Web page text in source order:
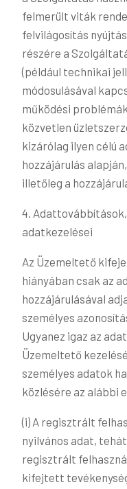
felmerült viták
felvilágosítás
részére a
(például technikai
módosulásával
működési
közvetlen
kizárólag ilyen célú
hozzájárulás
illetőleg a
4.
adatkezelései
Az Üzemeltető
hiányában csak az
hozzájárulásával
személyes
Ugyanez igaz az
Üzemeltető
személyes adatok
közlésére az alábbi
(i) A regisztrált
nyilvános adat,
regisztrált
kifejtett